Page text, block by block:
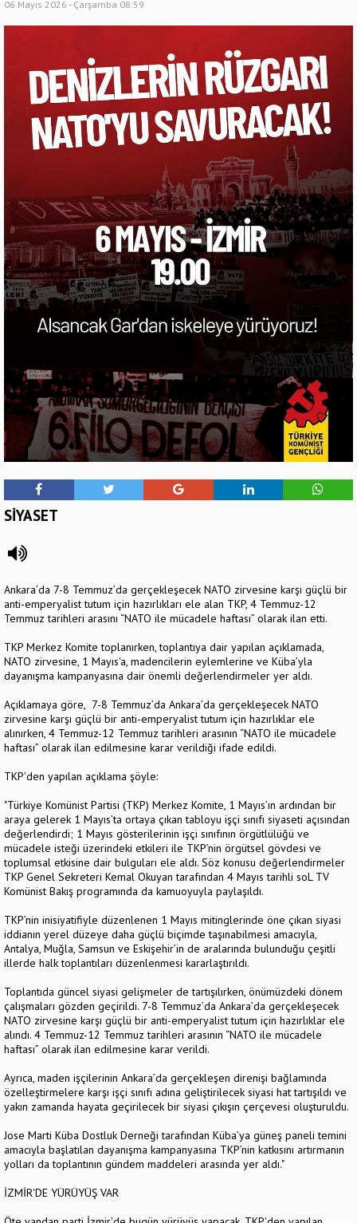
06 Mayıs 2026 - Çarşamba 08:59
SİYASET
Ankara’da 7-8 Temmuz’da gerçekleşecek NATO zirvesine karşı güçlü bir
anti-emperyalist tutum için hazırlıkları ele alan TKP, 4 Temmuz-12
Temmuz tarihleri arasını “NATO ile mücadele haftası” olarak ilan etti.
TKP Merkez Komite toplanırken, toplantıya dair yapılan açıklamada,
NATO zirvesine, 1 Mayıs'a, madencilerin eylemlerine ve Küba’yla
dayanışma kampanyasına dair önemli değerlendirmeler yer aldı.
Açıklamaya göre, 7-8 Temmuz’da Ankara’da gerçekleşecek NATO
zirvesine karşı güçlü bir anti-emperyalist tutum için hazırlıklar ele
alınırken, 4 Temmuz-12 Temmuz tarihleri arasının “NATO ile mücadele
haftası” olarak ilan edilmesine karar verildiği ifade edildi.
TKP'den yapılan açıklama şöyle:
"Türkiye Komünist Partisi (TKP) Merkez Komite, 1 Mayıs’ın ardından bir
araya gelerek 1 Mayıs’ta ortaya çıkan tabloyu işçi sınıfı siyaseti açısından
değerlendirdi; 1 Mayıs gösterilerinin işçi sınıfının örgütlülüğü ve
mücadele isteği üzerindeki etkileri ile TKP’nin örgütsel gövdesi ve
toplumsal etkisine dair bulguları ele aldı. Söz konusu değerlendirmeler
TKP Genel Sekreteri Kemal Okuyan tarafından 4 Mayıs tarihli soL TV
Komünist Bakış programında da kamuoyuyla paylaşıldı.
TKP’nin inisiyatifiyle düzenlenen 1 Mayıs mitinglerinde öne çıkan siyasi
iddianın yerel düzeye daha güçlü biçimde taşınabilmesi amacıyla,
Antalya, Muğla, Samsun ve Eskişehir’in de aralarında bulunduğu çeşitli
illerde halk toplantıları düzenlenmesi kararlaştırıldı.
Toplantıda güncel siyasi gelişmeler de tartışılırken, önümüzdeki dönem
çalışmaları gözden geçirildi. 7-8 Temmuz’da Ankara’da gerçekleşecek
NATO zirvesine karşı güçlü bir anti-emperyalist tutum için hazırlıklar ele
alındı. 4 Temmuz-12 Temmuz tarihleri arasının “NATO ile mücadele
haftası” olarak ilan edilmesine karar verildi.
Ayrıca, maden işçilerinin Ankara’da gerçekleşen direnişi bağlamında
özelleştirmelere karşı işçi sınıfı adına geliştirilecek siyasi hat tartışıldı ve
yakın zamanda hayata geçirilecek bir siyasi çıkışın çerçevesi oluşturuldu.
Jose Marti Küba Dostluk Derneği tarafından Küba’ya güneş paneli temini
amacıyla başlatılan dayanışma kampanyasına TKP’nin katkısını artırmanın
yolları da toplantının gündem maddeleri arasında yer aldı."
İZMİR'DE YÜRÜYÜŞ VAR